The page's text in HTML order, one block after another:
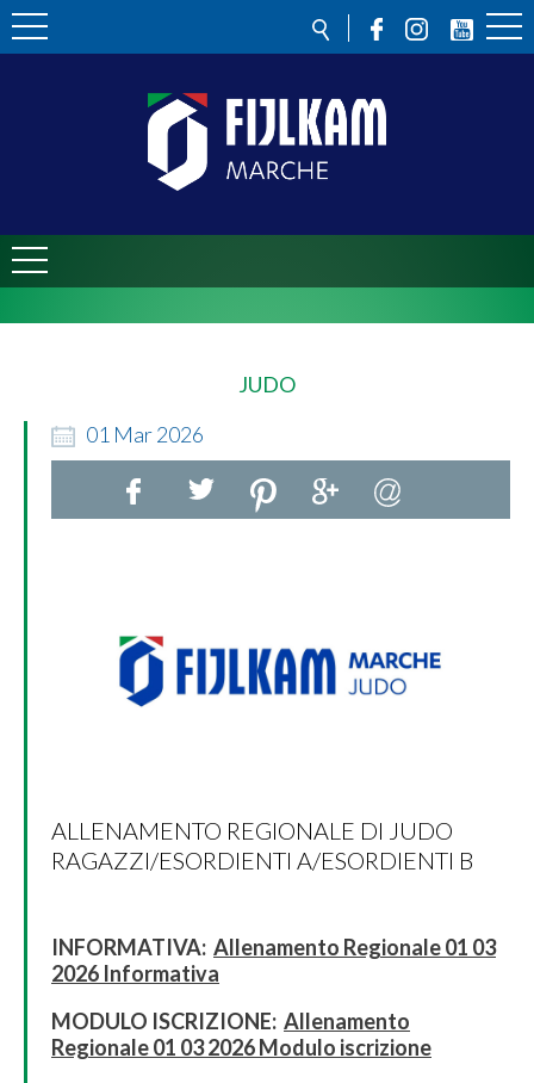
JUDO
01 Mar2026
ALLENAMENTO REGIONALE DI JUDO
RAGAZZI/ESORDIENTI A/ESORDIENTI B
INFORMATIVA: Allenamento Regionale 01 03
2026 Informativa
MODULO ISCRIZIONE: Allenamento
Regionale 01 03 2026 Modulo iscrizione